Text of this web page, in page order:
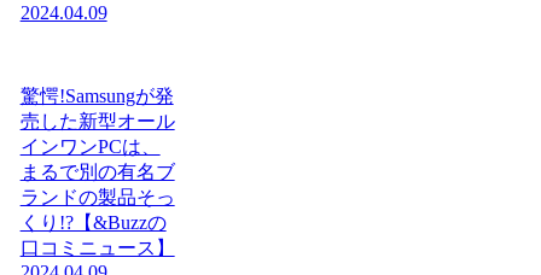
2024.04.09
驚愕!Samsungが発
売した新型オール
インワンPCは、
まるで別の有名ブ
ランドの製品そっ
くり!?【&Buzzの
口コミニュース】